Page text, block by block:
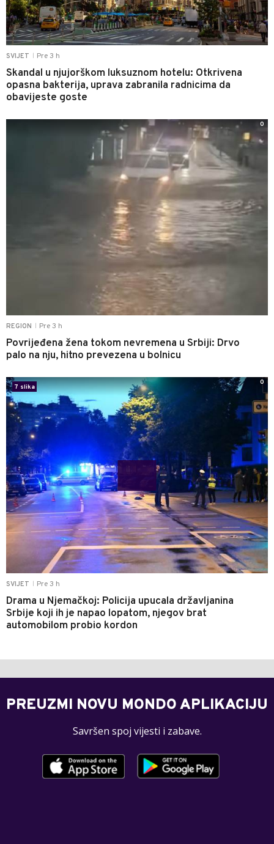
SVIJET Pre 3 h
Skandal u njujorškom luksuznom hotelu: Otkrivena
opasna bakterija, uprava zabranila radnicima da
obavijeste goste
REGION Pre 3 h
Povrijeđena žena tokom nevremena u Srbiji: Drvo
palo na nju, hitno prevezena u bolnicu
0
SVIJET Pre 3 h
Drama u Njemačkoj: Policija upucala državljanina
Srbije koji ih je napao lopatom, njegov brat
automobilom probio kordon
7 slika
0
PREUZMI NOVU MONDO APLIKACIJU
Savršen spoj vijesti i zabave.